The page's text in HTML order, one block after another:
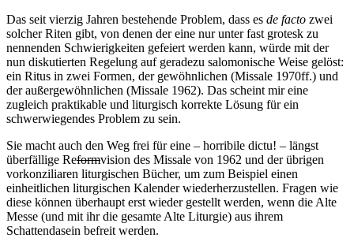
Das seit vierzig Jahren bestehende Problem, dass es de facto zwei
solcher Riten gibt, von denen der eine nur unter fast grotesk zu
nennenden Schwierigkeiten gefeiert werden kann, würde mit der
nun diskutierten Regelung auf geradezu salomonische Weise gelöst:
ein Ritus in zwei Formen, der gewöhnlichen (Missale 1970ff.) und
der außergewöhnlichen (Missale 1962). Das scheint mir eine
zugleich praktikable und liturgisch korrekte Lösung für ein
schwerwiegendes Problem zu sein.
Sie macht auch den Weg frei für eine – horribile dictu! – längst
überfällige Reformvision des Missale von 1962 und der übrigen
vorkonziliaren liturgischen Bücher, um zum Beispiel einen
einheitlichen liturgischen Kalender wiederherzustellen. Fragen wie
diese können überhaupt erst wieder gestellt werden, wenn die Alte
Messe (und mit ihr die gesamte Alte Liturgie) aus ihrem
Schattendasein befreit werden.